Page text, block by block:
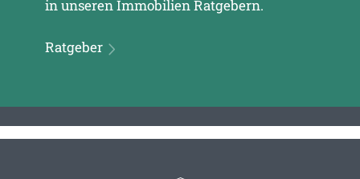
in unseren Immobilien Ratgebern.
Ratgeber